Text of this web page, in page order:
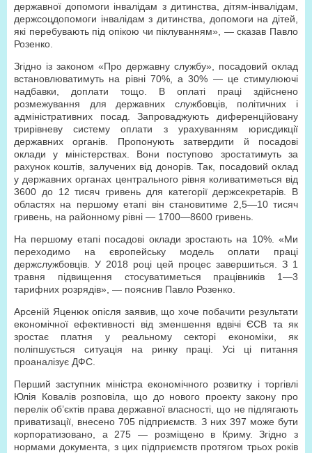
державної допомоги інвалідам з дитинства, дітям-інвалідам,
держсоцдопомоги інвалідам з дитинства, допомоги на дітей,
які перебувають під опікою чи піклуванням», — сказав Павло
Розенко.
Згідно із законом «Про державну службу», посадовий оклад
встановлюватимуть на рівні 70%, а 30% — це стимулюючі
надбавки, доплати тощо. В оплаті праці здійснено
розмежування для державних службовців, політичних і
адміністративних посад. Запроваджують диференційовану
трирівневу систему оплати з урахуванням юрисдикції
державних органів. Пропонують затвердити й посадові
оклади у міністерствах. Вони поступово зростатимуть за
рахунок коштів, залучених від донорів. Так, посадовий оклад
у державних органах центрального рівня коливатиметься від
3600 до 12 тисяч гривень для категорії держсекретарів. В
областях на першому етапі він становитиме 2,5—10 тисяч
гривень, на районному рівні — 1700—8600 гривень.
На першому етапі посадові оклади зростають на 10%. «Ми
переходимо на європейську модель оплати праці
держслужбовців. У 2018 році цей процес завершиться. З 1
травня підвищення стосуватиметься працівників 1—3
тарифних розрядів», — пояснив Павло Розенко.
Арсеній Яценюк опісля заявив, що хоче побачити результати
економічної ефективності від зменшення вдвічі ЄСВ та як
зростає платня у реальному секторі економіки, як
поліпшується ситуація на ринку праці. Усі ці питання
проаналізує ДФС.
Перший заступник міністра економічного розвитку і торгівлі
Юлія Ковалів розповіла, що до нового проекту закону про
перелік об’єктів права державної власності, що не підлягають
приватизації, внесено 705 підприємств. З них 397 може бути
корпоратизовано, а 275 — розміщено в Криму. Згідно з
нормами документа, з цих підприємств протягом трьох років